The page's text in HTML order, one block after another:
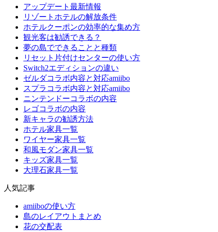
アップデート最新情報
リゾートホテルの解放条件
ホテルクーポンの効率的な集め方
観光客は勧誘できる？
夢の島でできることと種類
リセット片付けセンターの使い方
Switch2エディションの違い
ゼルダコラボ内容と対応amiibo
スプラコラボ内容と対応amiibo
ニンテンドーコラボの内容
レゴコラボの内容
新キャラの勧誘方法
ホテル家具一覧
ワイヤー家具一覧
和風モダン家具一覧
キッズ家具一覧
大理石家具一覧
人気記事
amiiboの使い方
島のレイアウトまとめ
花の交配表